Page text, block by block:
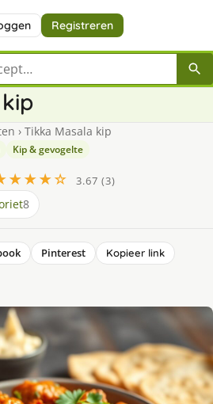
Registreren
› Tikka Masala kip
Kip & gevogelte
3.67 (3)
8
Pinterest
Kopieer link